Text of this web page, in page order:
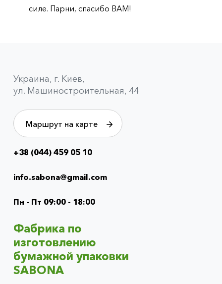
силе. Парни, спасибо ВАМ!
Украина, г. Киев,
ул. Машиностроительная, 44
Маршрут на карте
+38 (044) 459 05 10
info.sabona@gmail.com
Пн - Пт 09:00 - 18:00
Фабрика по
изготовлению
бумажной упаковки
SABONA
menu